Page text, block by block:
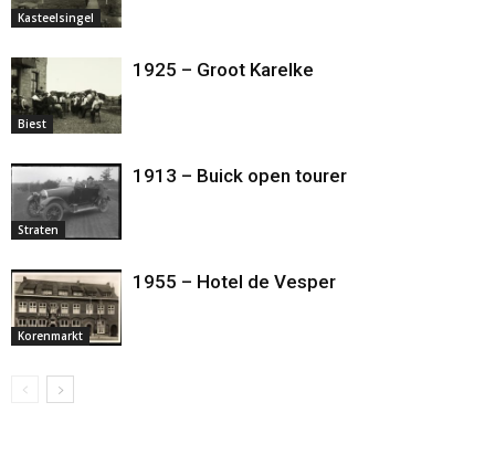
Kasteelsingel
Biest
1925 – Groot Karelke
Straten
1913 – Buick open tourer
Korenmarkt
1955 – Hotel de Vesper